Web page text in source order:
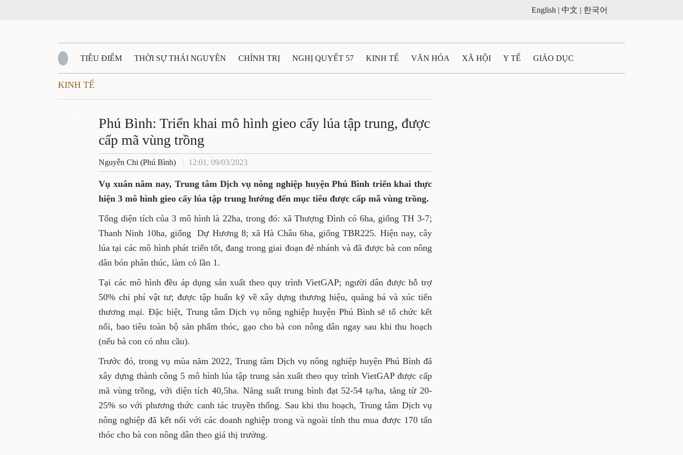
English | 中文 | 한국어
TIÊU ĐIỂM THỜI SỰ THÁI NGUYÊN CHÍNH TRỊ NGHỊ QUYẾT 57 KINH TẾ VĂN HÓA XÃ HỘI Y TẾ GIÁO DỤC
QUỐC PHÒNG - AN NINH
QUÊ HƯƠNG - ĐẤT NƯỚC QUỐC TẾ TÀI NGUYÊN - MÔI TRƯỜNG THỂ THAO THÔNG TIN - QUẢNG CÁO
VĂN BẢN, CHÍNH SÁCH MỚI VĂN NGHỆ THÁI NGUYÊN
KINH TẾ
Phú Bình: Triển khai mô hình gieo cấy lúa tập trung, được
cấp mã vùng trồng
Nguyễn Chi (Phú Bình) 12:01, 09/03/2023
Vụ xuân năm nay, Trung tâm Dịch vụ nông nghiệp huyện Phú Bình triển khai thực
hiện 3 mô hình gieo cấy lúa tập trung hướng đến mục tiêu được cấp mã vùng trồng.
Tổng diện tích của 3 mô hình là 22ha, trong đó: xã Thượng Đình có 6ha, giống TH 3-7;
Thanh Ninh 10ha, giống Dự Hương 8; xã Hà Châu 6ha, giống TBR225. Hiện nay, cây
lúa tại các mô hình phát triển tốt, đang trong giai đoạn đẻ nhánh và đã được bà con nông
dân bón phân thúc, làm cỏ lần 1.
Tại các mô hình đều áp dụng sản xuất theo quy trình VietGAP; người dân được hỗ trợ
50% chi phí vật tư; được tập huấn kỹ về xây dựng thương hiệu, quảng bá và xúc tiến
thương mại. Đặc biệt, Trung tâm Dịch vụ nông nghiệp huyện Phú Bình sẽ tổ chức kết
nối, bao tiêu toàn bộ sản phẩm thóc, gạo cho bà con nông dân ngay sau khi thu hoạch
(nếu bà con có nhu cầu).
Trước đó, trong vụ mùa năm 2022, Trung tâm Dịch vụ nông nghiệp huyện Phú Bình đã
xây dựng thành công 5 mô hình lúa tập trung sản xuất theo quy trình VietGAP được cấp
mã vùng trồng, với diện tích 40,5ha. Năng suất trung bình đạt 52-54 tạ/ha, tăng từ 20-
25% so với phương thức canh tác truyền thống. Sau khi thu hoạch, Trung tâm Dịch vụ
nông nghiệp đã kết nối với các doanh nghiệp trong và ngoài tỉnh thu mua được 170 tấn
thóc cho bà con nông dân theo giá thị trường.